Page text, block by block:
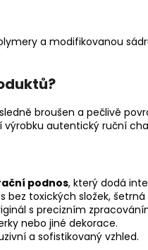
a modifikovanou
broušen a pečlivě
autentický ruční
podnos, který dodá
bez toxických složek, šetrná
s precizním
nebo jiné dekorace.
a sofistikovaný vzhled.